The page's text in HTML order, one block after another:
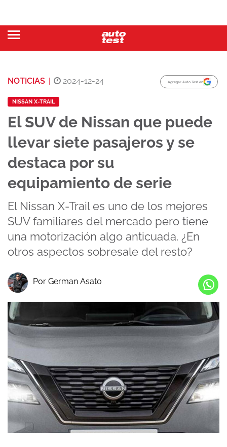
NOTICIAS | 2024-12-24 Agregar Auto Test en
NISSAN X-TRAIL
El SUV de Nissan que puede
llevar siete pasajeros y se
destaca por su
equipamiento de serie
El Nissan X-Trail es uno de los mejores
SUV familiares del mercado pero tiene
una motorización algo anticuada. ¿En
otros aspectos sobresale del resto?
Por German Asato